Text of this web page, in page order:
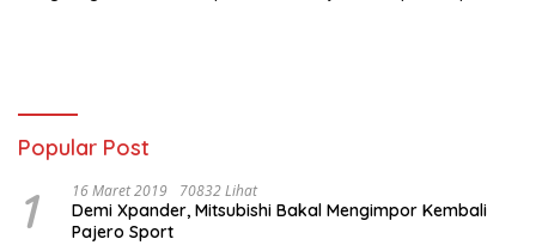
Popular Post
1 16 Maret 2019 70832 Lihat
Demi Xpander, Mitsubishi Bakal Mengimpor Kembali
Pajero Sport